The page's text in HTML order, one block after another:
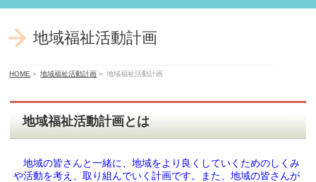
地域福祉活動計画
HOME » 地域福祉活動計画 » 地域福祉活動計画
地域福祉活動計画とは
地域の皆さんと一緒に、地域をより良くしていくためのしくみ
や活動を考え、取り組んでいく計画です。また、地域の皆さんが